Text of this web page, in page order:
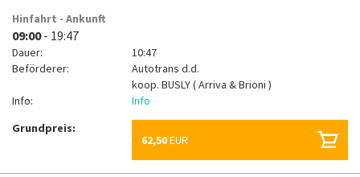
Hinfahrt - Ankunft
09:00- 19:47
Dauer:
10:47
Beförderer:
Autotrans d.d.
koop. BUSLY ( Arriva & Brioni )
Info:
Info
Grundpreis:
62,50EUR